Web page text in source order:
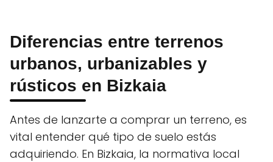
Diferencias entre terrenos
urbanos, urbanizables y
rústicos en Bizkaia
Antes de lanzarte a comprar un terreno, es
vital entender qué tipo de suelo estás
adquiriendo. En Bizkaia, la normativa local